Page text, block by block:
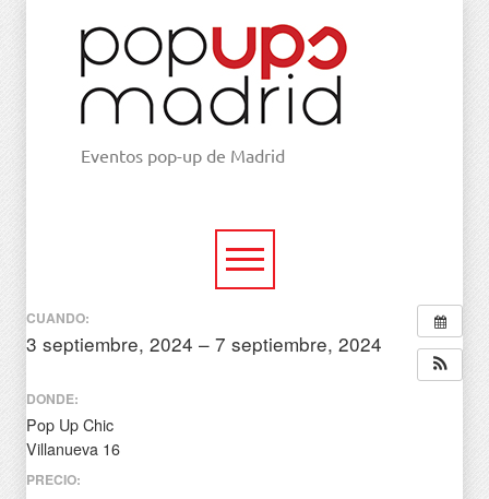
Eventos pop-up de Madrid
CUANDO:
3 septiembre, 2024 – 7 septiembre, 2024
DONDE:
Pop Up Chic
Villanueva 16
PRECIO: